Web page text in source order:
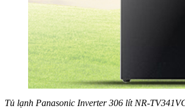
Tủ lạnh Panasonic Inverter 306 lít NR-